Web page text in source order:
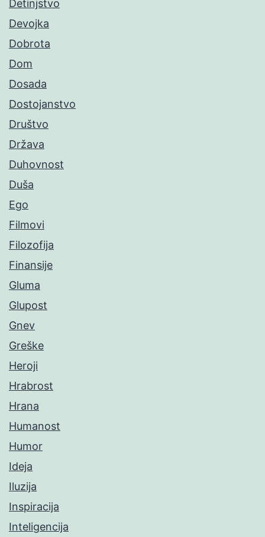
Detinjstvo
Devojka
Dobrota
Dom
Dosada
Dostojanstvo
Društvo
Država
Duhovnost
Duša
Ego
Filmovi
Filozofija
Finansije
Gluma
Glupost
Gnev
Greške
Heroji
Hrabrost
Hrana
Humanost
Humor
Ideja
Iluzija
Inspiracija
Inteligencija